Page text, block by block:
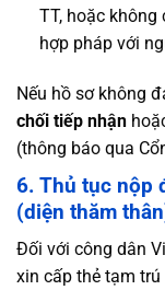
TT, hoặc
hợp pháp với
Nếu hồ sơ không
chối tiếp nhận
(thông báo qua
6. Thủ tục nộp
(diện thăm
Đối với công dân
xin cấp thẻ tạm trú